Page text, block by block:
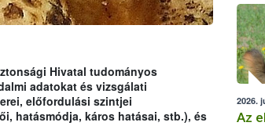
Hivatal tudományos
adatokat és vizsgálati
előfordulási szintjei
hatásmódja, káros hatásai, stb.), és
2026.
Az